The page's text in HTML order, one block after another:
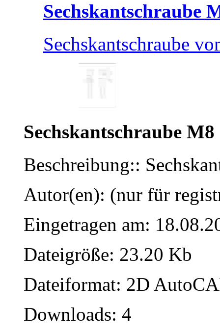
Sechskantschraube
Sechskantschraube
Sechskantschraube M8
Beschreibung::
Autor(en): (nur für
Eingetragen am:
Dateigröße: 23.20 Kb
Dateiformat: 2D
Downloads: 4